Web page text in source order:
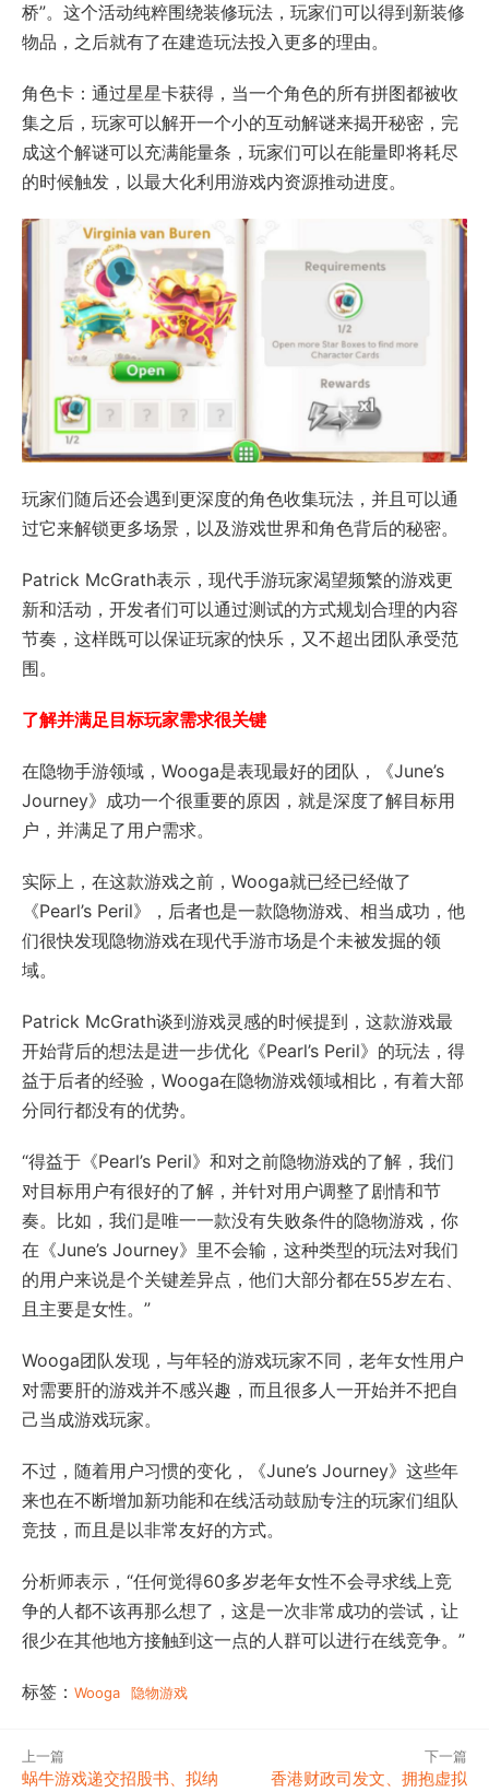
桥”。这个活动纯粹围绕装修玩法，玩家们可以得到新装修
物品，之后就有了在建造玩法投入更多的理由。
角色卡：通过星星卡获得，当一个角色的所有拼图都被收
集之后，玩家可以解开一个小的互动解谜来揭开秘密，完
成这个解谜可以充满能量条，玩家们可以在能量即将耗尽
的时候触发，以最大化利用游戏内资源推动进度。
玩家们随后还会遇到更深度的角色收集玩法，并且可以通
过它来解锁更多场景，以及游戏世界和角色背后的秘密。
Patrick McGrath表示，现代手游玩家渴望频繁的游戏更
新和活动，开发者们可以通过测试的方式规划合理的内容
节奏，这样既可以保证玩家的快乐，又不超出团队承受范
围。
了解并满足目标玩家需求很关键
在隐物手游领域，Wooga是表现最好的团队，《June’s
Journey》成功一个很重要的原因，就是深度了解目标用
户，并满足了用户需求。
实际上，在这款游戏之前，Wooga就已经已经做了
《Pearl’s Peril》，后者也是一款隐物游戏、相当成功，他
们很快发现隐物游戏在现代手游市场是个未被发掘的领
域。
Patrick McGrath谈到游戏灵感的时候提到，这款游戏最
开始背后的想法是进一步优化《Pearl’s Peril》的玩法，得
益于后者的经验，Wooga在隐物游戏领域相比，有着大部
分同行都没有的优势。
“得益于《Pearl’s Peril》和对之前隐物游戏的了解，我们
对目标用户有很好的了解，并针对用户调整了剧情和节
奏。比如，我们是唯一一款没有失败条件的隐物游戏，你
在《June’s Journey》里不会输，这种类型的玩法对我们
的用户来说是个关键差异点，他们大部分都在55岁左右、
且主要是女性。”
Wooga团队发现，与年轻的游戏玩家不同，老年女性用户
对需要肝的游戏并不感兴趣，而且很多人一开始并不把自
己当成游戏玩家。
不过，随着用户习惯的变化，《June’s Journey》这些年
来也在不断增加新功能和在线活动鼓励专注的玩家们组队
竞技，而且是以非常友好的方式。
分析师表示，“任何觉得60多岁老年女性不会寻求线上竞
争的人都不该再那么想了，这是一次非常成功的尝试，让
很少在其他地方接触到这一点的人群可以进行在线竞争。”
标签： Wooga 隐物游戏
上一篇
蜗牛游戏递交招股书、拟纳
下一篇
香港财政司发文、拥抱虚拟